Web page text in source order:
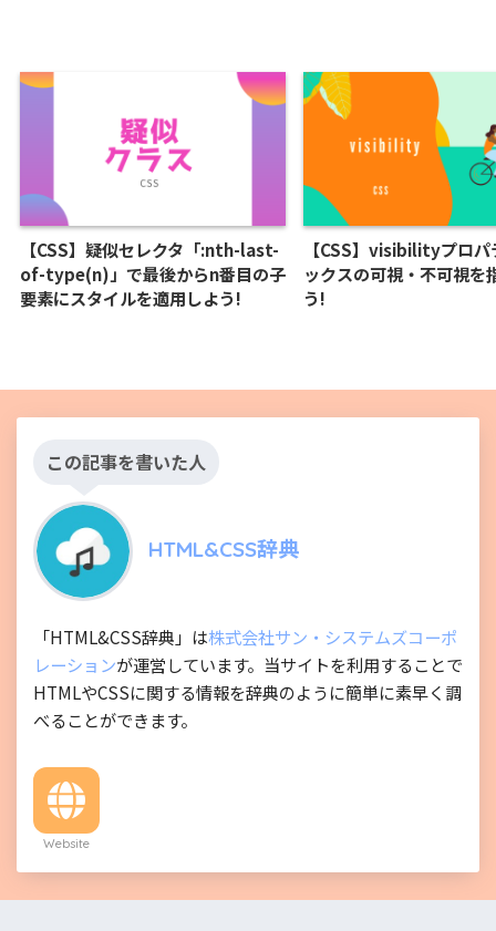
【CSS】疑似セレクタ「:nth-last-
of-type(n)」で最後からn番目の子
要素にスタイルを適用しよう!
【CSS】visibilityプロパ
ックスの可視・不可視を
う!
この記事を書いた人
HTML&CSS辞典
「HTML&CSS辞典」は株式会社サン・システムズコーポ
レーションが運営しています。当サイトを利用することで
HTMLやCSSに関する情報を辞典のように簡単に素早く調
べることができます。
Website